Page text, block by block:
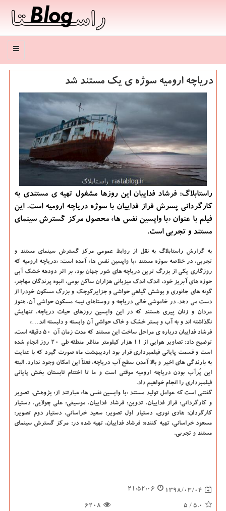
منو
دریاچه ارومیه سوژه ی یك مستند شد
راستابلاگ: فرشاد فداییان این روزها مشغول تهیه ی مستندی به
كارگردانی پسرش فراز فداییان با سوژه دریاچه ارومیه است. این
فیلم با عنوان «با واپسین نفس ها» محصول مركز گسترش سینمای
مستند و تجربی است.
به گزارش راستابلاگ به نقل از روابط عمومی مركز گسترش سینمای مستند و
تجربی، در خلاصه سوژه مستند «با واپسین نفس ها» آمده است: «دریاچه ارومیه كه
روزگاری یكی از بزرگ ترین دریاچه های شور جهان بود، بر اثر دودهه خشك آبی
حوزه های آبریز خود، اندك اندك میزبانی هزاران ساكن بومی، انبوه پرندگان مهاجر،
گونه های جانوری و پوشش گیاهیِ حواشی و جزایركوچك و بزرگ مسكون خودرا از
دست می دهد. در خاموشی خالی دریاچه و روستاهای نیمه مسكون حواشی آن، هنوز
مردان و زنان پیری هستند كه در این واپسین روزهای حیات دریاچه، تنهایش
نگذاشته اند و به آب و بستر خشك و خاك حواشی آن وابسته و دلبسته اند…»
فرشاد فداییان درباره ی مراحل ساخت این مستند كه مدت زمان آن ۵۰ دقیقه است،
توضیح داد: تصاویر هوایی از ۱۱ هزار كیلومتر مناظر منطقه طی ۲۰ روز انجام شده
است و قسمت پایانی فیلمبرداری قرار بود اردیبهشت ماه صورت گیرد كه با عنایت
به بارندگی های اخیر و بالا آمدن سطح آب دریاچه، فعلاً این امكان وجود ندارد. البته
این پُرآب بودن دریاچه ارومیه موقتی است و ما تا اختتام تابستان بخش پایانی
فیلمبرداری را انجام خواهیم داد.
گفتنی است كه عوامل تولید مستند «با واپسین نفس ها» عبارتند از: پژوهش، تصویر
و كارگردانی: فراز فداییان، تدوین: فرشاد فداییان، موسیقی: علی چولایی، دستیار
كارگردان: هادی نوری، دستیار اول تصویر: سعید خراسانی، دستیار دوم تصویر:
مسعود خراسانی، تهیه كننده: فرشاد فداییان، تهیه شده در: مركز گسترش سینمای
مستند و تجربی.
1398/03/04
21:52:06
5.0
/ 5
6208